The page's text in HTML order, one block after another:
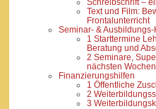
Schreibschrift –
Text und Film:
Frontalunterricht
Seminar- &
1 Starttermine
Beratung und
2 Seminare,
nächsten Wochen
Finanzierungshilfen
1 Öffentliche
2
3